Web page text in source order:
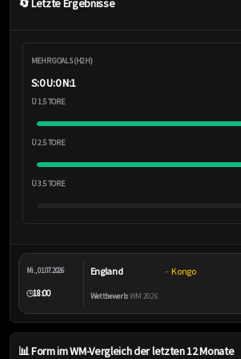
🔄 Letzte Ergebnisse
MEHR GOALS (H2H)
S:0 U:0 N:1
Ü 1.5 TORE
Ü 2.5 TORE
Ü 3.5 TORE
Mi., 01.07.2026
🕒18:00
England – Kongo
Wettbewerb:WM 2026
📊 Form im WM-Vergleich der letzten 12 Monate